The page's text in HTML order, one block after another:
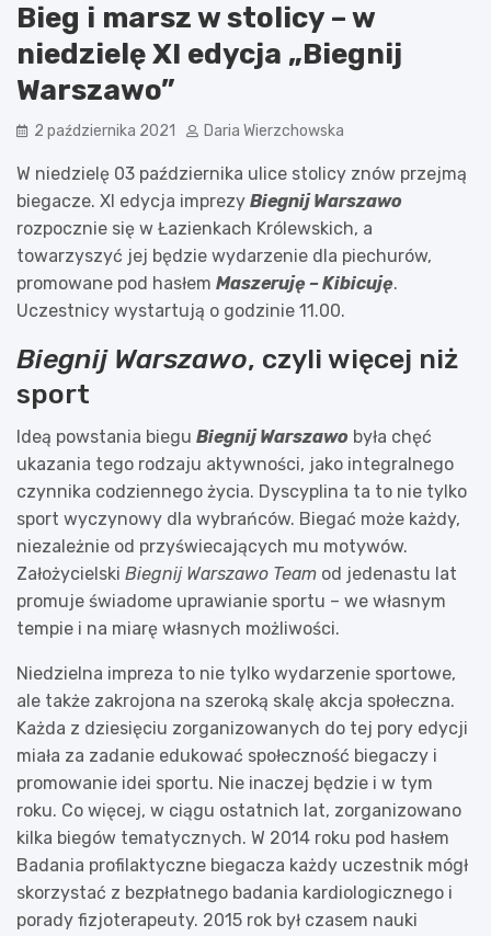
Bieg i marsz w stolicy – w
niedzielę XI edycja „Biegnij
Warszawo”
2 października 2021 Daria Wierzchowska
W niedzielę 03 października ulice stolicy znów przejmą
biegacze. XI edycja imprezy Biegnij Warszawo
rozpocznie się w Łazienkach Królewskich, a
towarzyszyć jej będzie wydarzenie dla piechurów,
promowane pod hasłem Maszeruję – Kibicuję.
Uczestnicy wystartują o godzinie 11.00.
Biegnij Warszawo, czyli więcej niż
sport
Ideą powstania biegu Biegnij Warszawo była chęć
ukazania tego rodzaju aktywności, jako integralnego
czynnika codziennego życia. Dyscyplina ta to nie tylko
sport wyczynowy dla wybrańców. Biegać może każdy,
niezależnie od przyświecających mu motywów.
Założycielski Biegnij Warszawo Team od jedenastu lat
promuje świadome uprawianie sportu – we własnym
tempie i na miarę własnych możliwości.
Niedzielna impreza to nie tylko wydarzenie sportowe,
ale także zakrojona na szeroką skalę akcja społeczna.
Każda z dziesięciu zorganizowanych do tej pory edycji
miała za zadanie edukować społeczność biegaczy i
promowanie idei sportu. Nie inaczej będzie i w tym
roku. Co więcej, w ciągu ostatnich lat, zorganizowano
kilka biegów tematycznych. W 2014 roku pod hasłem
Badania profilaktyczne biegacza każdy uczestnik mógł
skorzystać z bezpłatnego badania kardiologicznego i
porady fizjoterapeuty. 2015 rok był czasem nauki